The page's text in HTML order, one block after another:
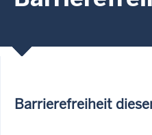
Barrierefreiheit